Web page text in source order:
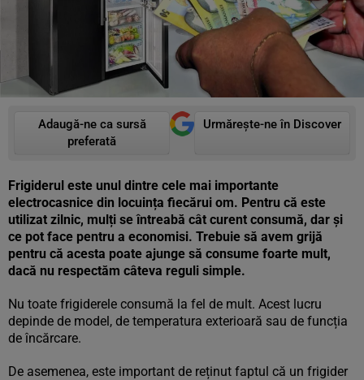
Adaugă-ne ca sursă
preferată
Urmărește-ne în Discover
Frigiderul este unul dintre cele mai importante
electrocasnice din locuința fiecărui om. Pentru că este
utilizat zilnic, mulți se întreabă cât curent consumă, dar și
ce pot face pentru a economisi. Trebuie să avem grijă
pentru că acesta poate ajunge să consume foarte mult,
dacă nu respectăm câteva reguli simple.
Nu toate frigiderele consumă la fel de mult. Acest lucru
depinde de model, de temperatura exterioară sau de funcția
de încărcare.
De asemenea, este important de reținut faptul că un frigider